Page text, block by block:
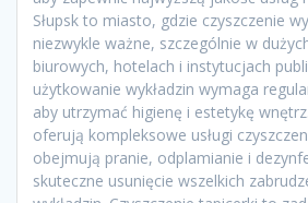
Słupsk to miasto, gdzie czyszczenie
niezwykle ważne, szczególnie w
biurowych, hotelach i instytucjach
użytkowanie wykładzin wymaga
aby utrzymać higienę i estetykę
oferują kompleksowe usługi
obejmują pranie, odplamianie i
skuteczne usunięcie wszelkich